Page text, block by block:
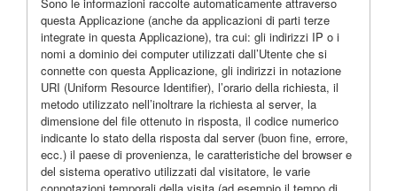
questa Applicazione (anche da applicazioni di parti terze
integrate in questa Applicazione), tra cui: gli indirizzi IP o i
nomi a dominio dei computer utilizzati dall’Utente che si
connette con questa Applicazione, gli indirizzi in notazione
URI (Uniform Resource Identifier), l’orario della richiesta, il
metodo utilizzato nell’inoltrare la richiesta al server, la
dimensione del file ottenuto in risposta, il codice numerico
indicante lo stato della risposta dal server (buon fine, errore,
ecc.) il paese di provenienza, le caratteristiche del browser e
del sistema operativo utilizzati dal visitatore, le varie